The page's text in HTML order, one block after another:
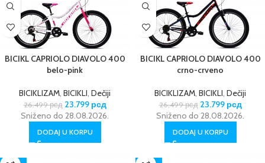
BICIKL CAPRIOLO DIAVOLO 400
belo-pink
BICIKLIZAM, BICIKLI, Dečiji
26.499рсд 23.799 рсд
Sniženo do 28.08.2026.
DODAJ U KORPU
BICIKL CAPRIOLO DIAVOLO 400
crno-crveno
BICIKLIZAM, BICIKLI, Dečiji
26.499рсд 23.799 рсд
Sniženo do 28.08.2026.
DODAJ U KORPU